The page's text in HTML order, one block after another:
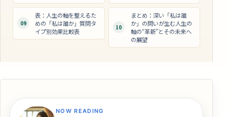
09
表：人生の軸を整えるた
めの「私は誰か」質問タ
イプ別効果比較表
10
まとめ：深い「私は誰
か」の問いが生む人生の
軸の“革新”とその未来へ
の展望
NOW READING